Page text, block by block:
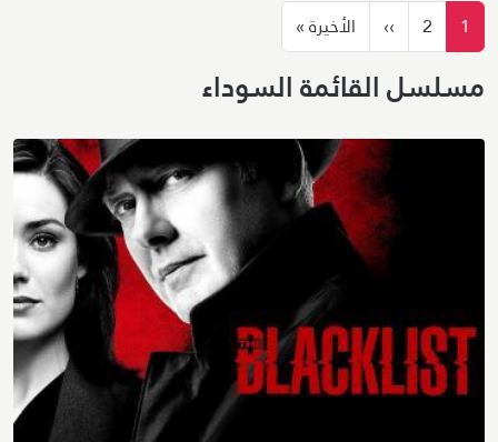
ترقيم الصفحات
1
2
›› الصفحة التالية
الأخيرة »
مسلسلالقائمة السوداء